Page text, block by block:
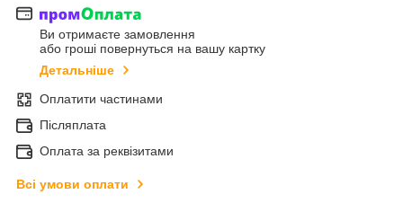
Ви отримаєте замовлення
або гроші повернуться на вашу картку
Детальніше
Оплатити частинами
Післяплата
Оплата за реквізитами
Всі умови оплати